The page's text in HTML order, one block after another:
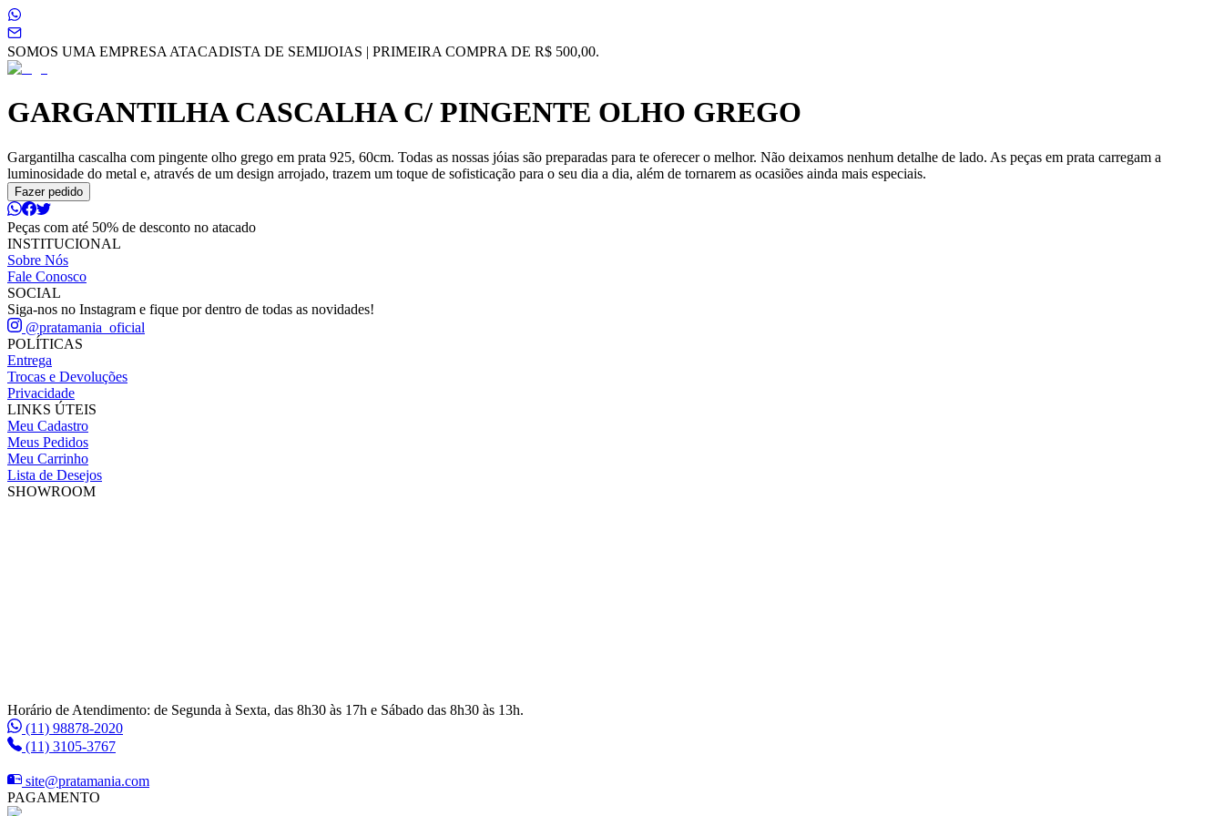
SOMOS UMA EMPRESA ATACADISTA DE SEMIJOIAS | PRIMEIRA COMPRA DE R$ 500,00.
GARGANTILHA CASCALHA C/ PINGENTE OLHO GREGO
Gargantilha cascalha com pingente olho grego em prata 925, 60cm. Todas as nossas jóias são preparadas para te oferecer o melhor. Não deixamos nenhum detalhe de lado. As peças em prata carregam a
luminosidade do metal e, através de um design arrojado, trazem um toque de sofisticação para o seu dia a dia, além de tornarem as ocasiões ainda mais especiais.
Fazer pedido
Peças com até 50% de desconto no atacado
INSTITUCIONAL
Sobre Nós
Fale Conosco
SOCIAL
Siga-nos no Instagram e fique por dentro de todas as novidades!
@pratamania_oficial
POLÍTICAS
Entrega
Trocas e Devoluções
Privacidade
LINKS ÚTEIS
Meu Cadastro
Meus Pedidos
Meu Carrinho
Lista de Desejos
SHOWROOM
Horário de Atendimento: de Segunda à Sexta, das 8h30 às 17h e Sábado das 8h30 às 13h.
(11) 98878-2020
(11) 3105-3767
site@pratamania.com
PAGAMENTO